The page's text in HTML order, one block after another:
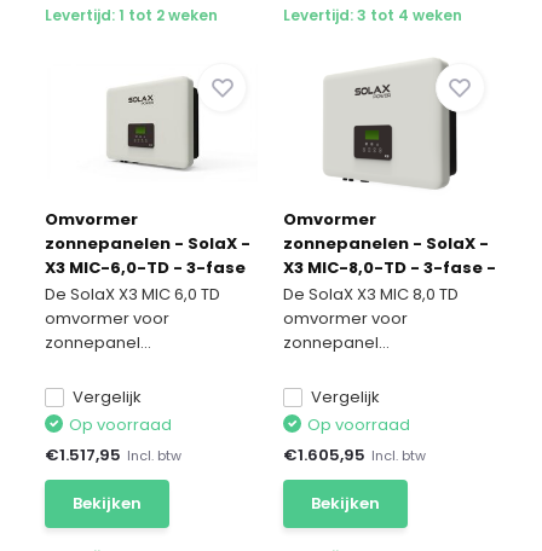
Levertijd: 1 tot 2 weken Levertijd: 3 tot 4 weken
Omvormer
zonnepanelen - SolaX -
X3 MIC-6,0-TD - 3-fase
- 6kW
De SolaX X3 MIC 6,0 TD
omvormer voor
zonnepanel...
Vergelijk
Op voorraad
€1.517,95 Incl. btw
Bekijken
Omvormer
zonnepanelen - SolaX -
X3 MIC-8,0-TD - 3-fase -
8kW
De SolaX X3 MIC 8,0 TD
omvormer voor
zonnepanel...
Vergelijk
Op voorraad
€1.605,95 Incl. btw
Bekijken